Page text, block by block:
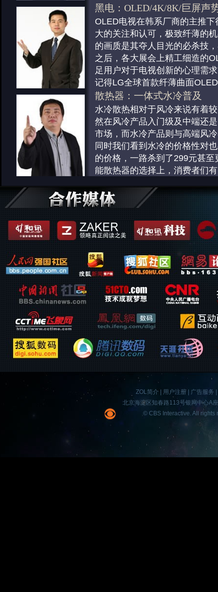
给“智能路由”开辟出市场，并
产品的热卖，窄众应用类网络
户的关注，2014年无线消费市
激烈……[详细]
监控摄像机：民用安防大爆
并没有刻意计算监控摄像机在
率有多少，但是按照预期的机
看，视频监控增长15%应该不
然，视频监控子行业中又可以
备、记录设备、显示设备、控
备五小类，下面就让笔者来盘
细]
导航产品：行业热点转移
2013年我们从各种渠道获得的
缩，市场占有率比例也明显下
得大多用户都转向了智能手机
但是实际上，手机导航的份额
不明显，反倒是前装/后装车机
[详细]
导航产品：行业热点转移
2013年我们从各种渠道获得的
出，目前车载PND市场相比
缩，市场占有率比例也明显下
得大多用户都转向了智能手机
但是实际上，手机导航的份额
不明显，反倒是前装/后装车机
市……[详细]
导航产品：行业热点转移
2013年我们从各种渠道获得的
出，目前车载PND市场相比
缩，市场占有率比例也明显下
得大多用户都转向了智能手机
但是实际上，手机导航的份额
不明显，反倒是前装/后装车机
……
导航产品：行业热点转移
投影机：激光无线智能互动
2013年，投影行业经历了一个
过度期。2013年，在传统教育
量取胜，昔日低调的电影放映
前，激光无线智能互动等最前
为投影行业的焦点…… [详细]
投影机：激光无线智能互动
2013年，投影行业经历了一个
过度期。2013年，在传统教育
量取胜，昔日低调的电影放映
前，激光无线智能互动等最前
为投影行业的焦点 ……[详细]
投影机：激光无线智能互动
2013年，投影行业经历了一个
量取胜，昔日低调的电影放映
前，激光无线智能互动等最前
为投影行业的焦点
[详细]
商用显示器：专业制图备受
由于普通液晶显示器无法在色
饱和度、色彩还原准确性等方
用用户群体的要求，因此专业
备受关注的细分类别。专业制
己的独创想法。色彩是人的眼
率……[详细]
LED显示屏：前景十分广阔
LED电视现在成为一个会产生
数人知道的LED电视其实是采
晶电视，而2013年我们见到了
纯粹的LED灯泡组成的超大尺
由于色彩艳丽、色域更广、画
绿色环保等特色，让LED电视
常广……[详细]
力。另外一个极端则是高拍仪
扫 ……[详细]
复印机：成办公市场热点
复印机无意之中成为了今年的
集中在入门级的A3激光复印机
关注的是惠普也开始涉足，并
出了产品。新品还具有同级别
度，令人刮目相看。而三星的
用工业设计的优势，赋予产品
和……[详细]
激光一体机：降低成本成关
2013年激光打印产品领域，表
惊正常更新换代，但是背地里
这一年的关键词，可以说就是
面，也使用鼓粉分离技术来降
支。在彩激领域，富士施乐还
[详细]
激光打印机：主推入门争市
惊正常更新换代，但是背地里
这一年的关键词，可以说就是
的打印企业，都在今年宣布在
面，也使用鼓粉分离技术来降
支。在彩激领域，富士施乐还
1000……[详细]
商用产品：移动书写新篇章
BYOD、云计算、大数据、虚
企业级市场的热门话题，基于
网络设备、安全等领域的解决
始出现了一定变化。作为专业
站，中关村在线（ZOL）自
体专业的视角负责任地评选年
奖。…… [详细]
企业级存储：随产品更新有
无论是大型企业存储设备还是
储设备，当越来越多的数据被
时，终端表现的数据形式会越
而本身的管理也呈现这种态势
存储随着企业级硬盘设备的更
企业级网络设备：市场已经
企业级网络产品在市场上已经
面向SOHO、SMB、大中型企
变，也体现了用户需求的改变
企业安全：分析越来越深入
企业安全分析呈现的态势是越
体，对威胁的识别智能化越来
到应用上，所以今年的热点产
代防火墙整体性能表现很优异
确保绝大多数用户业务的稳定
H3C、 ……
企业硬盘：随产品更新有了
无论是大型企业存储设备还是
储设备，当越来越多的数据被
时，终端表现的数据形式会越
而本身的管理也呈现这种态势
存储随着企业级硬盘设备的更
步 ……[详细]
黑电：OLED/4K/8K/巨屏声
OLED电视在韩系厂商的主推
大的关注和认可，极致纤薄的
的画质是其夺人目光的必杀技
之后，各大展会上精工细造的
足用户对于电视创新的心理需
记得LG全球首款纤薄曲面
巨大的……[详细]
白电：产品创新孜孜不倦
冰箱方面，冰箱隔热层技术创
冰箱产品中，在IFA2013上，
薄多门冰箱，“超薄”并非机身
冰箱的隔热层采用真空隔热技
薄，同等体型下，增加冰箱实
白电：产品创新孜孜不倦
洗衣机方面，为提升用户使用
创新成为各大展会的展示重点
机、\烘干机组成的“洗涤中心”
衣三种功能的洗衣产品更是惊
十足……[详细]
白电：产品创新孜孜不倦
空调方面，雾霾天气的频频出
企业产生新的想法和创意，集
调产品层出不穷，成为消费者
结构带来更多的创新，立式空
地进化，臻于艺术品的设计让
单…… [详细]
厨卫生活小家电：市场增长
生活类小家电成为家电市场衰
增长的黑马”。受雾霾天气影响
种非主流的冷门家电在短时间
消费者认知，到蓝海市场出现
器品牌大爆炸、产品大爆炸，
间。恶劣的呼吸环境让空气净
散热器：一体式水冷普及
水冷散热相对于风冷来说有着
然在风冷产品入门级及中端还
市场，而水冷产品则与高端风
同时我们看到水冷的价格性对
的价格，一路杀到了299元甚至
能散热器的选择上，消费者们
键鼠：技术领先人性为主
2013年即将离我们而去，2014
我们走来，回首过去的一年，
商合力演出了一场科技大戏，
创意和人性化设计理念，成为
设产品的共通之处……[详细]
键鼠：技术领先人性为主
2013年即将离我们而去，2014
我们走来，回首过去的一年，
商合力演出了一场科技大戏，
创意和人性化设计理念，成为
设产品的共通之处……[详细]
键鼠：技术领先人性为主
2013年即将离我们而去，2014
我们走来，回首过去的一年，
商合力演出了一场科技大戏，
限的精彩，新技术新理念的应
创意和人性化设计理念，成为
设产品的共通之处
[详细]
键鼠：技术领先人性为主
ZOL简介 用户注册 广告服务
北京海淀区知春路113号银网中心A
© CBS Interactive. All rights